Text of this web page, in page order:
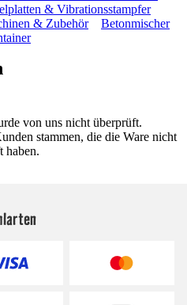
& Vibrationsstampfer
& Zubehör
Betonmischer
von uns nicht überprüft.
stammen, die die Ware nicht
haben.